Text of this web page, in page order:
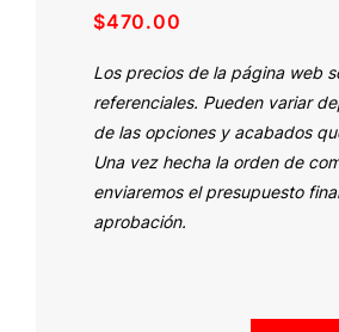
$470.00
Los precios de la página web
referenciales. Pueden variar
de las opciones y acabados
Una vez hecha la orden de
enviaremos el presupuesto
aprobación.